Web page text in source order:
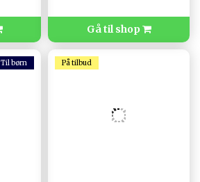
Gå til shop
På tilbud